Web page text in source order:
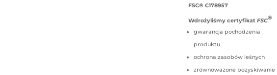
FSC® C178957
Wdrożyliśmy certyfikat FSC®
gwarancja pochodzenia
produktu
ochrona zasobów leśnych
zrównoważone pozyskiwanie